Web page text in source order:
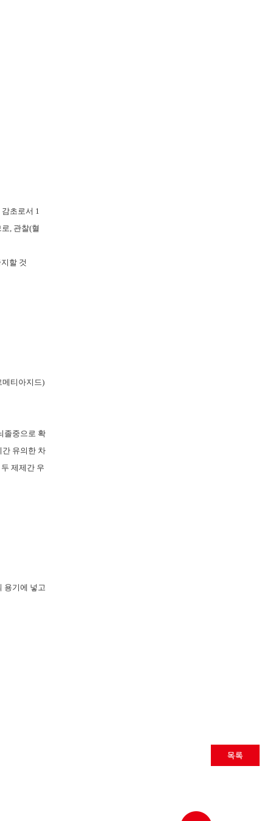
초로서 1
관찰(혈
할 것
메티아지드)
졸중으로 확
간 유의한 차
제제간 우
용기에 넣고
목록